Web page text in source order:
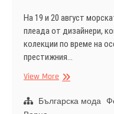
На 19 и 20 август
плеада от дизайнери,
колекции по време на
престижния…
View MoreБлясък,
и
Българска мода